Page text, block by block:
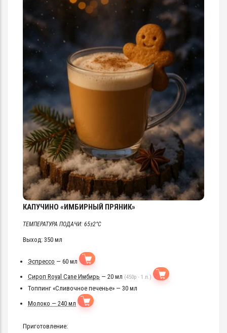
КАПУЧИНО «ИМБИРНЫЙ ПРЯНИК»
ТЕМПЕРАТУРА ПОДАЧИ: 65±2°C
Выход: 350 мл
Эспрессо — 60 мл
Сироп Royal Cane Имбирь — 20 мл (450р - 1 л.)
Топпинг «Сливочное печенье» — 30 мл
Молоко — 240 мл
Приготовление: